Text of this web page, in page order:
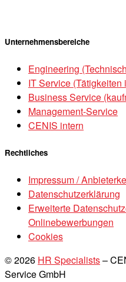
Unternehmensbereiche
Engineering
IT Service (Tätigkeiten
Business Service
Management-Service
CENIS intern
Rechtliches
Impressum /
Datenschutzerklärung
Erweiterte
Onlinebewerbungen
Cookies
© 2026 HR Specialists–
Service GmbH